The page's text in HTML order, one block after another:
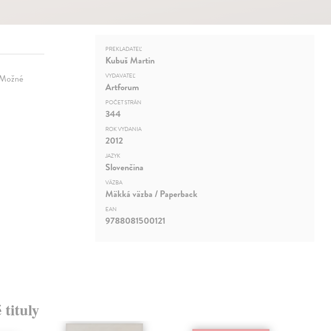
PREKLADATEĽ
Kubuš Martin
VYDAVATEĽ
Artforum
POČET STRÁN
344
ROK VYDANIA
2012
JAZYK
Slovenčina
VÄZBA
Mäkká väzba / Paperback
EAN
9788081500121
tituly